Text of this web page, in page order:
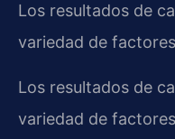
Los resultados de
variedad de
Los resultados de
variedad de